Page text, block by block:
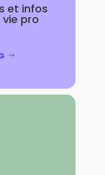
et infos
pro